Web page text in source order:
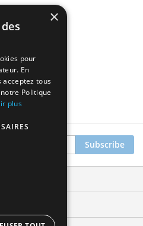
might like!
Subscribe
×
pour
En
acceptez tous
Politique
plus